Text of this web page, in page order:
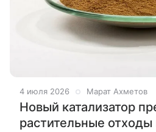
4 июля 2026 Марат Ахметов
Новый катализатор
растительные